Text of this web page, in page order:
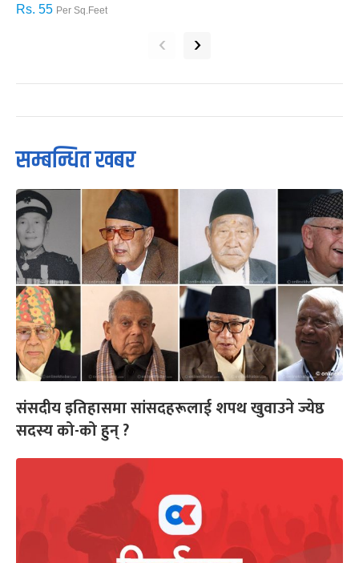
Rs. 55 Per Sq.Feet
‹ ›
सम्बन्धित खबर
संसदीय इतिहासमा सांसदहरूलाई शपथ खुवाउने ज्येष्ठ
सदस्य को-को हुन् ?